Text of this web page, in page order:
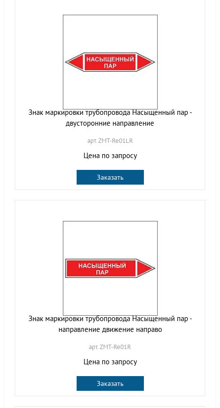
Знак маркировки трубопровода Насыщенный пар -
двусторонние направление
арт. ZMT-Re01LR
Цена по запросу
Заказать
Знак маркировки трубопровода Насыщенный пар -
направление движение направо
арт. ZMT-Re01R
Цена по запросу
Заказать